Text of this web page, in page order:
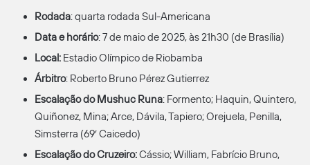
Rodada: quarta rodada Sul-Americana
Data e horário: 7 de maio de 2025, às 21h30 (de Brasília)
Local: Estadio Olímpico de Riobamba
Árbitro: Roberto Bruno Pérez Gutierrez
Escalação do Mushuc Runa: Formento; Haquin, Quintero,
Quiñonez, Mina; Arce, Dávila, Tapiero; Orejuela, Penilla,
Simsterra (69′ Caicedo)
Escalação do Cruzeiro:Cássio; William, Fabrício Bruno,